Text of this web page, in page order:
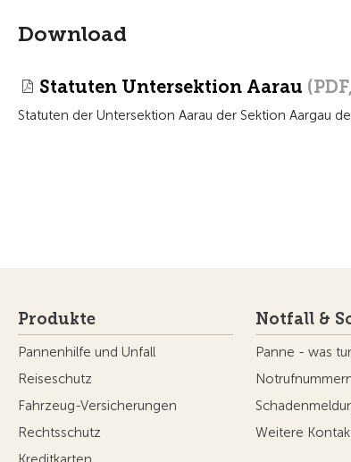
Download
Statuten Untersektion Aarau
Statuten der Untersektion Aarau der Sektion Aargau
Produkte
Pannenhilfe und Unfall
Reiseschutz
Fahrzeug-Versicherungen
Rechtsschutz
Notfall &
Panne - was
Weitere